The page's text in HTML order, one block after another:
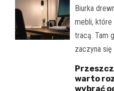
Biurka
mebli, które
tracą. Tam
zaczyna
warto
wybrać